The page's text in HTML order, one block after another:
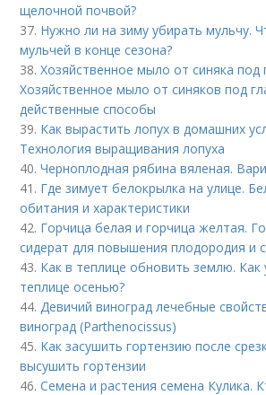
щелочной почвой?
37. Нужно ли на зиму убирать мульчу.
мульчей в конце сезона?
38.Хозяйственное мыло от синяка под
Хозяйственное мыло от синяков под
действенные способы
39. Как вырастить лопух в домашних
Технология выращивания лопуха
40.Черноплодная рябина вяленая.
41. Где зимует белокрылка на улице.
обитания и характеристики
42. Горчица белая и горчица желтая.
сидерат для повышения плодородия и
43. Как в теплице обновить землю.
теплице осенью?
44. Девичий виноград лечебные
виноград (Parthenocissus)
45. Как засушить гортензию после
высушить гортензии
46.Семена и растения семена Кулика.